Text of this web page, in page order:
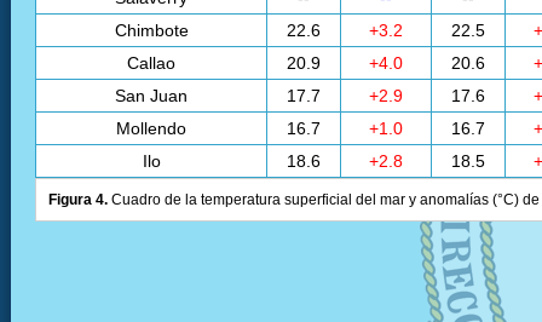
Chimbote
22.6 +3.2 22.5
Callao
20.9 +4.0 20.6
San Juan
17.7 +2.9 17.6
Mollendo
16.7 +1.0 16.7
Ilo
18.6 +2.8 18.5
Figura 4. Cuadro de la temperatura superficial del mar y anomalías (°C)